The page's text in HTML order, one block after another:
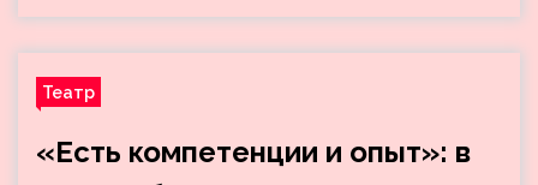
Театр
«Есть компетенции и опыт»: в